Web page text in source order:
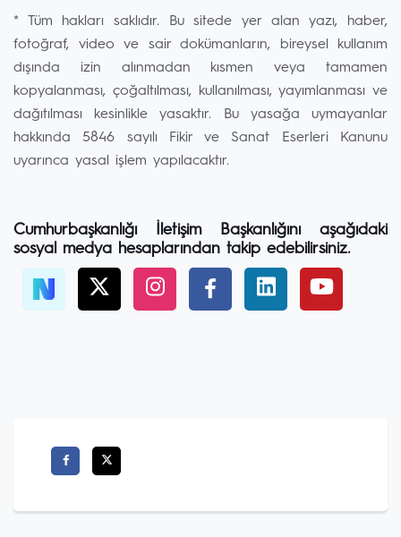
* Tüm hakları saklıdır. Bu sitede yer alan yazı, haber,
fotoğraf, video ve sair dokümanların, bireysel kullanım
dışında izin alınmadan kısmen veya tamamen
kopyalanması, çoğaltılması, kullanılması, yayımlanması ve
dağıtılması kesinlikle yasaktır. Bu yasağa uymayanlar
hakkında 5846 sayılı Fikir ve Sanat Eserleri Kanunu
uyarınca yasal işlem yapılacaktır.
Cumhurbaşkanlığı İletişim Başkanlığını aşağıdaki
sosyal medya hesaplarından takip edebilirsiniz.